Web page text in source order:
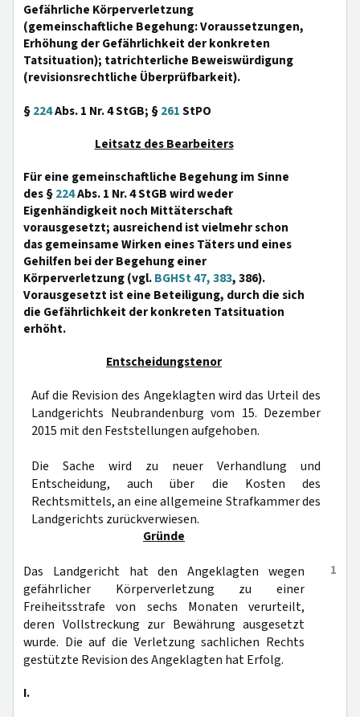
Gefährliche Körperverletzung
(gemeinschaftliche Begehung: Voraussetzungen,
Erhöhung der Gefährlichkeit der konkreten
Tatsituation); tatrichterliche Beweiswürdigung
(revisionsrechtliche Überprüfbarkeit).
§224Abs. 1 Nr. 4 StGB; §261StPO
Leitsatz des Bearbeiters
Für eine gemeinschaftliche Begehung im Sinne
des §224Abs. 1 Nr. 4 StGB wird weder
Eigenhändigkeit noch Mittäterschaft
vorausgesetzt; ausreichend ist vielmehr schon
das gemeinsame Wirken eines Täters und eines
Gehilfen bei der Begehung einer
Körperverletzung (vgl.BGHSt 47, 383, 386).
Vorausgesetzt ist eine Beteiligung, durch die sich
die Gefährlichkeit der konkreten Tatsituation
erhöht.
Entscheidungstenor
Auf die Revision des Angeklagten wird das Urteil des
Landgerichts Neubrandenburg vom 15. Dezember
2015 mit den Feststellungen aufgehoben.
Die Sache wird zu neuer Verhandlung und
Entscheidung, auch über die Kosten des
Rechtsmittels, an eine allgemeine Strafkammer des
Landgerichts zurückverwiesen.
Gründe
1
Das Landgericht hat den Angeklagten wegen
gefährlicher Körperverletzung zu einer
Freiheitsstrafe von sechs Monaten verurteilt,
deren Vollstreckung zur Bewährung ausgesetzt
wurde. Die auf die Verletzung sachlichen Rechts
gestützte Revision des Angeklagten hat Erfolg.
I.